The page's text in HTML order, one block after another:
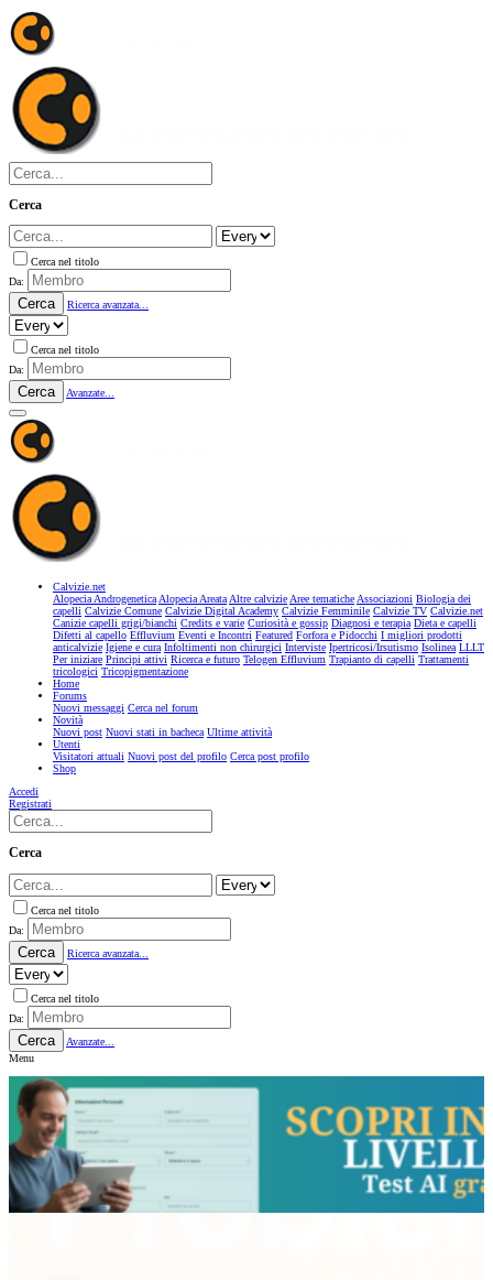
Cerca
Cerca nel titolo
Da:
Cerca Ricerca avanzata...
Cerca nel titolo
Da:
Cerca Avanzate...
Calvizie.net
Alopecia AndrogeneticaAlopecia AreataAltre calvizieAree tematicheAssociazioni Biologia dei
capelli Calvizie Comune Calvizie Digital Academy Calvizie Femminile Calvizie TV Calvizie.net
Canizie capelli grigi/bianchi Credits e varie Curiosità e gossip Diagnosi e terapia Dieta e capelli
Difetti al capello Effluvium Eventi e Incontri Featured Forfora e Pidocchi I migliori prodotti
anticalvizie Igiene e cura Infoltimenti non chirurgici Interviste Ipertricosi/Irsutismo Isolinea LLLT
Per iniziare Principi attivi Ricerca e futuro Telogen Effluvium Trapianto di capelli Trattamenti
tricologici Tricopigmentazione
Home
Forums
Nuovi messaggi Cerca nel forum
Novità
Nuovi post Nuovi stati in bacheca Ultime attività
Utenti
Visitatori attuali Nuovi post del profilo Cerca post profilo
Shop
Accedi
Registrati
Cerca
Cerca nel titolo
Da:
Cerca Ricerca avanzata...
Cerca nel titolo
Da:
Cerca
Avanzate...
Menu